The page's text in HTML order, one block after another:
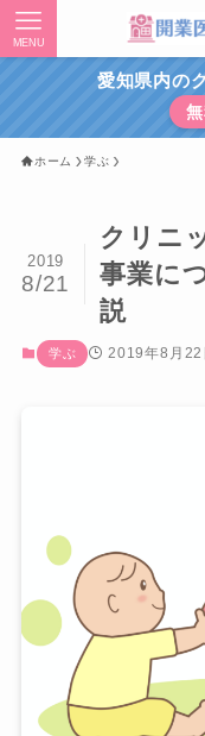
MENU
愛知県内の
ホーム 学ぶ
クリニ
事業に
説
2019
8/21
学ぶ 2019年8月22